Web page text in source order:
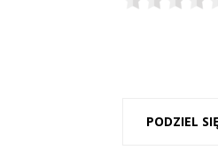
PODZIEL SIĘ